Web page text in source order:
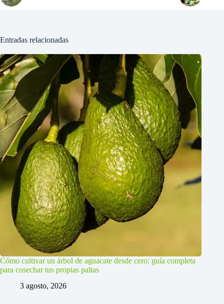
Entradas relacionadas
Cómo cultivar un árbol de aguacate desde cero: guía completa
para cosechar tus propias paltas
3 agosto, 2026